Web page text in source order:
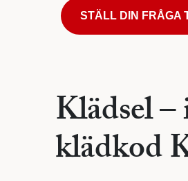
STÄLL DIN FRÅGA
Klädsel
klädkod